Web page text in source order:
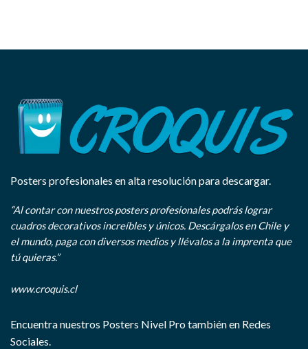
Posters profesionales en alta resolución para descargar.
“Al contar con nuestros posters profesionales podrás lograr
cuadros decorativos increíbles y únicos. Descárgalos en Chile y
el mundo, paga con diversos medios y llévalos a la imprenta que
tú quieras.”
www.croquis.cl
Encuentra nuestros Posters Nivel Pro también en Redes
Sociales.